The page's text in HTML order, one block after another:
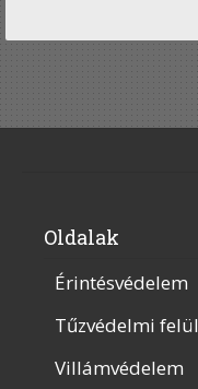
Oldalak
Érintésvédelem
Tűzvédelmi
Villámvédelem